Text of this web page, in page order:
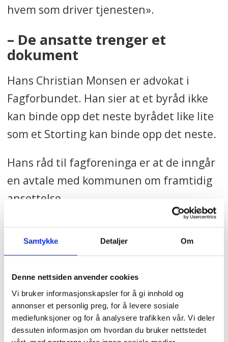
Samtykke Detaljer Om
Denne nettsiden anvender cookies
Vi bruker informasjonskapsler for å gi innhold og
annonser et personlig preg, for å levere sosiale
mediefunksjoner og for å analysere trafikken vår. Vi deler
dessuten informasjon om hvordan du bruker nettstedet
hvem som driver tjenesten».
– De ansatte trenger et
dokument
Hans Christian Monsen er advokat i
Fagforbundet. Han sier at et byråd ikke
kan binde opp det neste byrådet like lite
som et Storting kan binde opp det neste.
Hans råd til fagforeninga er at de inngår
en avtale med kommunen om framtidig
ansettelse.
– Kommunen må forplikte seg som
rettssubjekt og undertegne et dokument
han.
NYHETER SEKSJON HELSE OG SOSIAL